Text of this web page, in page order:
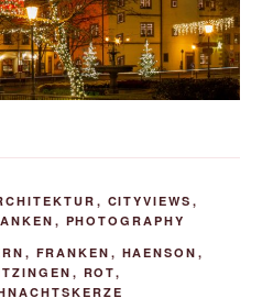
, CITYVIEWS ,
, PHOTOGRAPHY
, FRANKEN , HAENSON ,
, ROT,